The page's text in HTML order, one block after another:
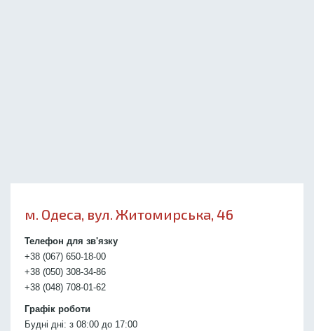
м. Одеса, вул. Житомирська, 46
Телефон для зв'язку
+38 (067) 650-18-00
+38 (050) 308-34-86
+38 (048) 708-01-62
Графік роботи
Будні дні: з 08:00 до 17:00